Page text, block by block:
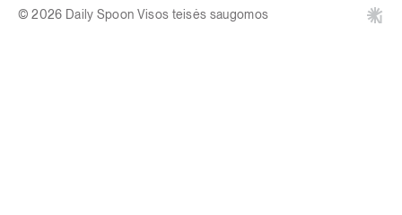
© 2026 Daily Spoon Visos teisės saugomos